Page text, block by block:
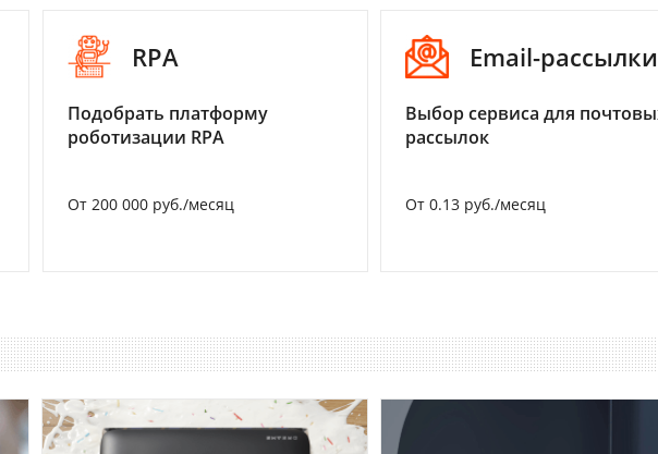
RPA
Подобрать платформу
роботизации RPA
От 200 000 руб./месяц
Email-рассылки
Выбор сервиса для
рассылок
От 0.13 руб./месяц